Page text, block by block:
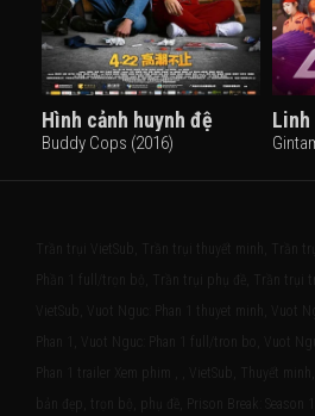
Hình cảnh huynh đệ
Buddy Cops (2016)
Linh
Trần trụi VietSub, Trần trụi thuyết minh, Trần
Phần 1 full/trọn bộ, Trần trụi phụ đề, Trần trụi
VietSub, Vuot Nguc: Phan 1 thuyet minh, Vuot
Phan 1, Vuot Nguc: Phan 1 full/tron bo, Vuot
Phan 1 trailer Xem phim , , VietSub, Thuyết
bản đẹp, trọn bộ, phụ đề, Prison Break: Season